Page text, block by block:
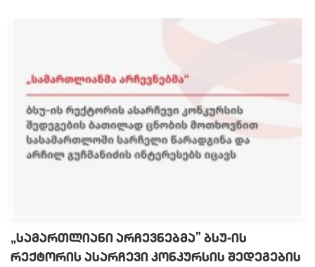
„სამართლიანი არჩევნებმა” ბსუ-ის
რექტორის ასარჩევი კონკურსის შედეგების